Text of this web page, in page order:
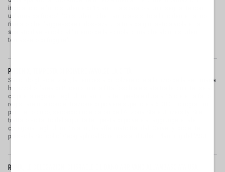
indicano che "uno studente di 15 anni ha sparato a un insegnante con
un'arma da fuoco". "Gli studenti che hanno assistito all'incidente hanno
rivelato che l'aggressore indossava una tuta da ginnastica viola e ha
sparato diversi colpi all'interno della scuola prima che alcuni studenti
tentassero di fuggire".
PHOENIX, TEMPESTA DI POLVERE AVVOLGE LA CITTÀ
Secondo gli scienziati, la tempesta di polvere che all'inizio della settimana
ha avvolto l'area di Phoenix in una fitta foschia è stata tra le più intense a
colpire la regione negli ultimi anni. La tempesta è durata 15 ore e ha fatto
registrare una concentrazione di polvere superiore a 6.000 microgrammi
per metro cubo, secondo i ricercatori dell'Arizona State University. Si è
trattato soltanto della quinta tempesta di polvere a raggiungere tale
categoria negli ultimi 16 anni, ha affermato Randall Cerveny, docente
presso la School of Geographical Sciences and Urban Planning dell'ASU.
ROMA, LE DELEGAZIONI DI ISRAELE E LIBANO ARRIVANO ALL’AMBASCIATA USA